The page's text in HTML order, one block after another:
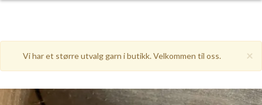
×
Vi har et større utvalg garn i butikk. Velkommen til oss.